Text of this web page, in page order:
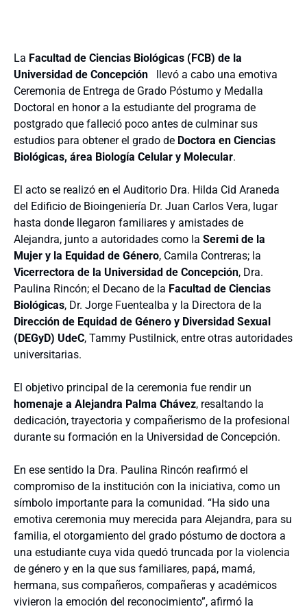
La Facultad de Ciencias Biológicas (FCB) de la
Universidad de Concepción
llevó a cabo una emotiva
Ceremonia de Entrega de Grado Póstumo y Medalla
Doctoral en honor a la estudiante del programa de
postgrado que falleció poco antes de culminar sus
estudios para obtener el grado de Doctora en Ciencias
Biológicas, área Biología Celular y Molecular.
El acto se realizó en el Auditorio Dra. Hilda Cid Araneda
del Edificio de Bioingeniería Dr. Juan Carlos Vera, lugar
hasta donde llegaron familiares y amistades de
Alejandra, junto a autoridades como la Seremi de la
Mujer y la Equidad de Género, Camila Contreras; la
Vicerrectora de la Universidad de Concepción, Dra.
Paulina Rincón; el Decano de la Facultad de Ciencias
Biológicas, Dr. Jorge Fuentealba y la Directora de la
Dirección de Equidad de Género y Diversidad Sexual
(DEGyD) UdeC, Tammy Pustilnick, entre otras autoridades
universitarias.
El objetivo principal de la ceremonia fue rendir un
homenaje a Alejandra Palma Chávez, resaltando la
dedicación, trayectoria y compañerismo de la profesional
durante su formación en la Universidad de Concepción.
En ese sentido la Dra. Paulina Rincón reafirmó el
compromiso de la institución con la iniciativa, como un
símbolo importante para la comunidad. “Ha sido una
emotiva ceremonia muy merecida para Alejandra, para su
familia, el otorgamiento del grado póstumo de doctora a
una estudiante cuya vida quedó truncada por la violencia
de género y en la que sus familiares, papá, mamá,
hermana, sus compañeros, compañeras y académicos
vivieron la emoción del reconocimiento”, afirmó la